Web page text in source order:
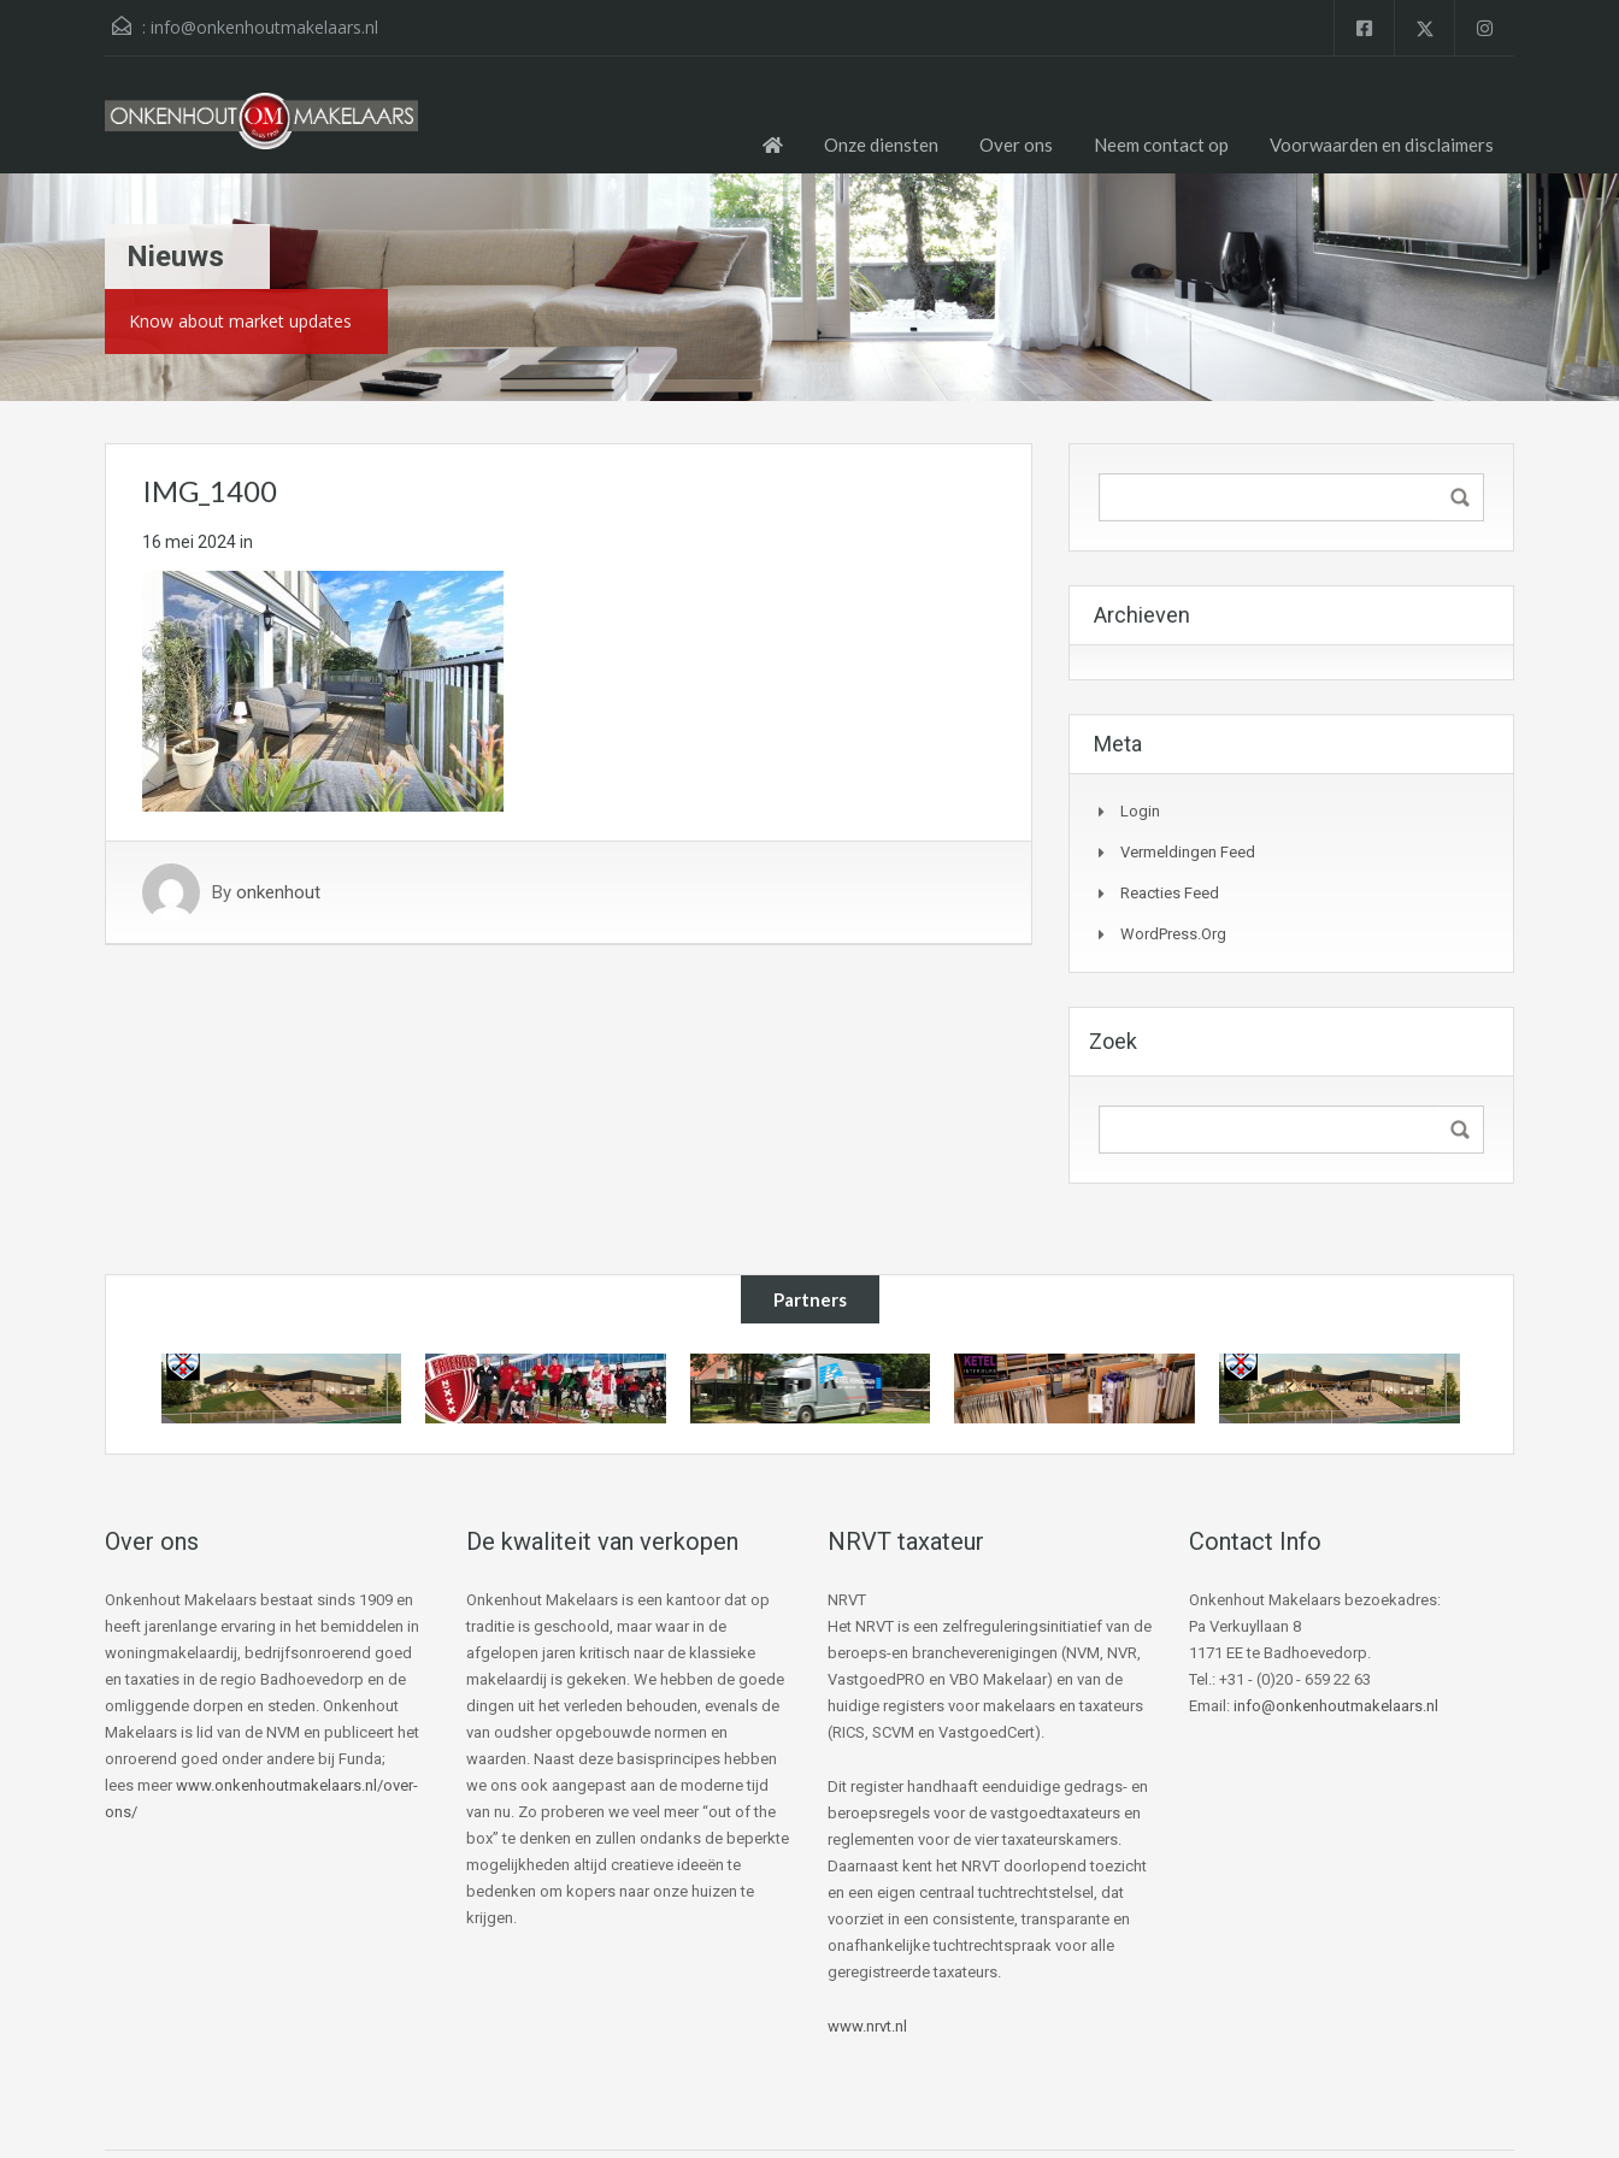
: info@onkenhoutmakelaars.nl
Onze diensten Over ons Neem contact op Voorwaarden en disclaimers
Nieuws
Know about market updates
IMG_1400
16 mei 2024in
By onkenhout
Archieven
Meta
Login
Vermeldingen Feed
Reacties Feed
WordPress.org
Zoek
Partners
Over ons
Onkenhout Makelaars bestaat sinds 1909 en
heeft jarenlange ervaring in het bemiddelen in
woningmakelaardij, bedrijfsonroerend goed
en taxaties in de regio Badhoevedorp en de
omliggende dorpen en steden. Onkenhout
Makelaars is lid van de NVM en publiceert het
onroerend goed onder andere bij Funda;
lees meer www.onkenhoutmakelaars.nl/over-
ons/
De kwaliteit van verkopen
Onkenhout Makelaars is een kantoor dat op
traditie is geschoold, maar waar in de
afgelopen jaren kritisch naar de klassieke
makelaardij is gekeken. We hebben de goede
dingen uit het verleden behouden, evenals de
van oudsher opgebouwde normen en
waarden. Naast deze basisprincipes hebben
we ons ook aangepast aan de moderne tijd
van nu. Zo proberen we veel meer “out of the
box” te denken en zullen ondanks de beperkte
mogelijkheden altijd creatieve ideeën te
bedenken om kopers naar onze huizen te
krijgen.
NRVT taxateur
NRVT
Het NRVT is een zelfreguleringsinitiatief van de
beroeps-en brancheverenigingen (NVM, NVR,
VastgoedPRO en VBO Makelaar) en van de
huidige registers voor makelaars en taxateurs
(RICS, SCVM en VastgoedCert).
Dit register handhaaft eenduidige gedrags- en
beroepsregels voor de vastgoedtaxateurs en
reglementen voor de vier taxateurskamers.
Daarnaast kent het NRVT doorlopend toezicht
en een eigen centraal tuchtrechtstelsel, dat
voorziet in een consistente, transparante en
onafhankelijke tuchtrechtspraak voor alle
geregistreerde taxateurs.
www.nrvt.nl
Contact Info
Onkenhout Makelaars bezoekadres:
Pa Verkuyllaan 8
1171 EE te Badhoevedorp.
Tel.: +31 - (0)20 - 659 22 63
Email: info@onkenhoutmakelaars.nl